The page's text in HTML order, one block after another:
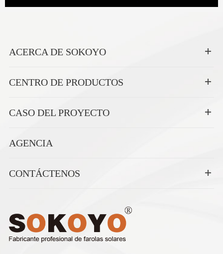
ACERCA DE SOKOYO
CENTRO DE PRODUCTOS
CASO DEL PROYECTO
AGENCIA
CONTÁCTENOS